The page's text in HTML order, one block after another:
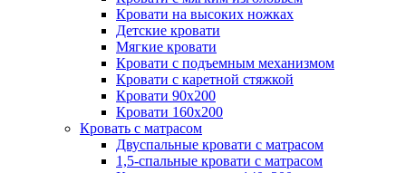
Кровати на высоких ножках
Детские кровати
Мягкие кровати
Кровати с подъемным механизмом
Кровати с каретной стяжкой
Кровати 90х200
Кровати 160х200
Кровать с матрасом
Двуспальные кровати с матрасом
1,5-спальные кровати с матрасом